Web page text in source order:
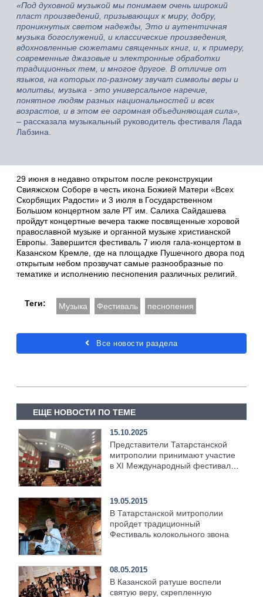
«Под духовной музыкой мы понимаем очень широкий
пласт произведений, призывающих к миру, добру,
проникнутых светом надежды, Это и аутентичная
музыка богослужений, и классические произведения,
вдохновленные сюжетами священных книг, и, к примеру,
современные джазовые и электронные обработки
традиционных тем, и многое другое. В отличие от
языков, на которых по-разному звучат символы веры и
молитвы, музыка - это универсальное наречие,
понятное людям разных национальностей и всех
возрастов, и в этом ее огромная объединяющая сила»,
– рассказала музыкальный руководитель фестиваля Лада
Лабзина.
29 июня в недавно открытом после реконструкции
Свияжском Соборе в честь икона Божией Матери «Всех
Скорбящих Радости» и 3 июля в Государственном
Большом концертном зале РТ им. Салиха Сайдашева
пройдут концертные вечера также посвященные хоровой
православной музыке и органной музыке христианской
Европы. Завершится фестиваль 7 июля гала-концертом в
Казанском Кремле, где на площадке Пушечного двора под
открытым небом прозвучат самые разнообразные по
тематике и исполнению песнопения различных религий.
Теги: Музыка Фестиваль песнопения
Все новости раздела
ЕЩЕ НОВОСТИ ПО ТЕМЕ
15.10.2025
Представители Татарстанской
митрополии принимают участие
в XI Международный фестиваль
19.05.2015
В Татарстанской митрополии
пройдет традиционный
Фестиваль колокольного звона
08.05.2015
В Казанской ратуше воспели
святую веру, скрепленную